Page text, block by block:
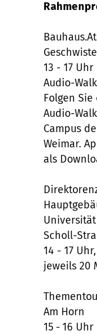
13 - 17 Uhr
Audio-
Folgen
Audio-
Campus
Weimar.
als
Scholl-
14 - 17
jeweils 20
Am Horn
15 - 16 Uhr